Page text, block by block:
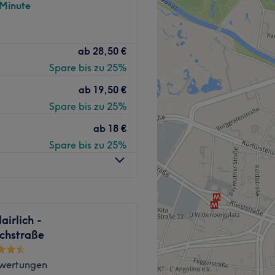
gleich den nächsten
Nähe? Dann ist der
für dich gemacht. Hier
wird mit
Richard von
Rasur.
ab 28,50 €
Spare bis zu 25%
ab 19,50 €
Spare bis zu 25%
ab 18 €
Spare bis zu 25%
-